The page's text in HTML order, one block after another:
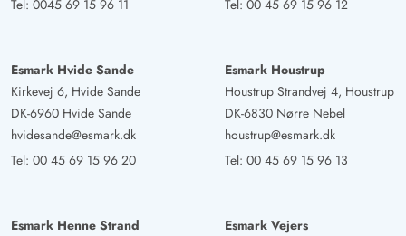
Tel: 0045 69 15 96 11
Tel: 00 45 69 15 96 12
Esmark Hvide Sande
Kirkevej 6, Hvide Sande
DK-6960 Hvide Sande
hvidesande@esmark.dk
Tel: 00 45 69 15 96 20
Esmark Houstrup
Houstrup Strandvej 4, Houstrup
DK-6830 Nørre Nebel
houstrup@esmark.dk
Tel: 00 45 69 15 96 13
Esmark Henne Strand
Esmark Vejers